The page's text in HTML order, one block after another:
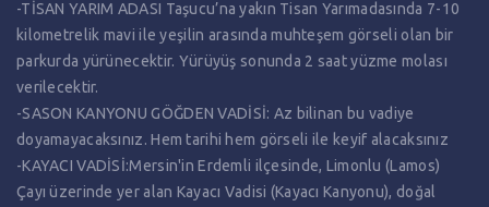
-TİSAN YARIM ADASI Taşucu’na yakın Tisan Yarımadasında 7-10
kilometrelik mavi ile yeşilin arasında muhteşem görseli olan bir
parkurda yürünecektir. Yürüyüş sonunda 2 saat yüzme molası
verilecektir.
-SASON KANYONU GÖĞDEN VADİSİ: Az bilinan bu vadiye
doyamayacaksınız. Hem tarihi hem görseli ile keyif alacaksınız
-KAYACI VADİSİ:Mersin'in Erdemli ilçesinde, Limonlu (Lamos)
Çayı üzerinde yer alan Kayacı Vadisi (Kayacı Kanyonu), doğal